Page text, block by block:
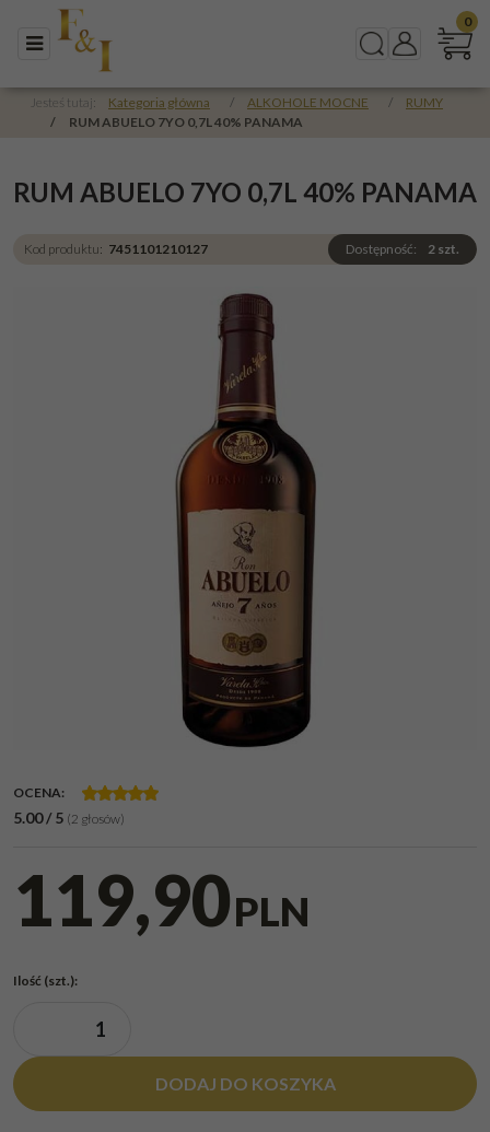
Menu SzukajPanel
0
Jesteś tutaj: Kategoria główna / ALKOHOLE MOCNE /
RUMY
/
RUM ABUELO 7YO 0,7L 40% PANAMA
RUM ABUELO 7YO 0,7L 40% PANAMA
Kod produktu: 7451101210127 Dostępność: 2 szt.
OCENA:
5.00/5 (2 głosów)
119,90PLN
Ilość (szt.):
DODAJ DO KOSZYKA